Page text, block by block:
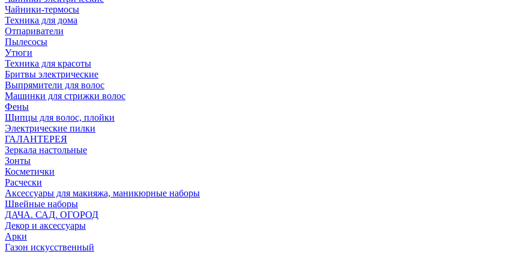
Чайники-термосы
Техника для дома
Отпариватели
Пылесосы
Утюги
Техника для красоты
Бритвы электрические
Выпрямители для волос
Машинки для стрижки волос
Фены
Щипцы для волос, плойки
Электрические пилки
ГАЛАНТЕРЕЯ
Зеркала настольные
Зонты
Косметички
Расчески
Аксессуары для макияжа, маникюрные наборы
Швейные наборы
ДАЧА. САД. ОГОРОД
Декор и аксессуары
Арки
Газон искусственный